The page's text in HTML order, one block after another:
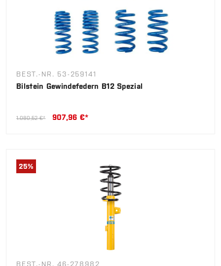
BEST.-NR. 53-259141
Bilstein Gewindefedern B12 Spezial
1.080,52 €* 907,96 €*
25%
BEST.-NR. 46-278982